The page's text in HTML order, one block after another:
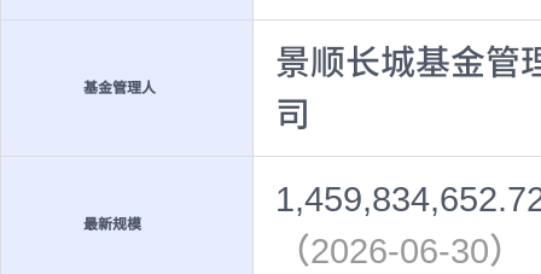
基金管理人
景顺长城基金管
司
最新规模
（2026-06-30）